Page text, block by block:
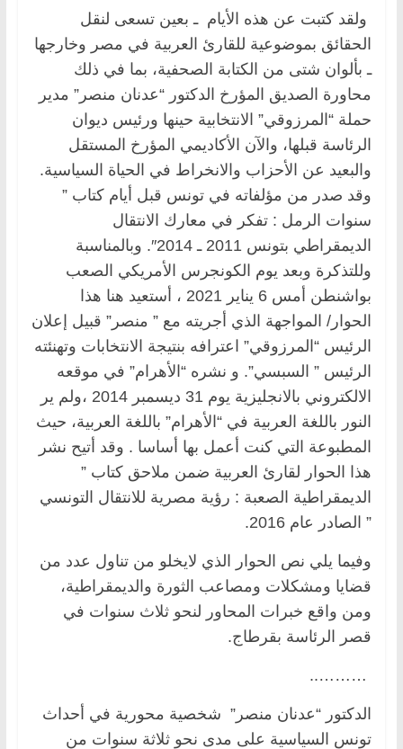
ولقد كتبت عن هذه الأيام ـ بعين تسعى لنقل
الحقائق بموضوعية للقارئ العربية في مصر وخارجها
ـ بألوان شتى من الكتابة الصحفية، بما في ذلك
محاورة الصديق المؤرخ الدكتور “عدنان منصر” مدير
حملة “المرزوقي” الانتخابية حينها ورئيس ديوان
الرئاسة قبلها، والآن الأكاديمي المؤرخ المستقل
والبعيد عن الأحزاب والانخراط في الحياة السياسية.
وقد صدر من مؤلفاته في تونس قبل أيام كتاب ”
سنوات الرمل : تفكر في معارك الانتقال
الديمقراطي بتونس 2011 ـ 2014″. وبالمناسبة
وللتذكرة وبعد يوم الكونجرس الأمريكي الصعب
بواشنطن أمس 6 يناير 2021 ، أستعيد هنا هذا
الحوار/ المواجهة الذي أجريته مع ” منصر” قبيل إعلان
الرئيس “المرزوقي” اعترافه بنتيجة الانتخابات وتهنئته
الرئيس ” السبسي”. و نشره “الأهرام” في موقعه
الالكتروني بالانجليزية يوم 31 ديسمبر 2014 ،ولم ير
النور باللغة العربية في “الأهرام” باللغة العربية، حيث
المطبوعة التي كنت أعمل بها أساسا . وقد أتيح نشر
هذا الحوار لقارئ العربية ضمن ملاحق كتاب ”
الديمقراطية الصعبة : رؤية مصرية للانتقال التونسي
” الصادر عام 2016.
وفيما يلي نص الحوار الذي لايخلو من تناول عدد من
قضايا ومشكلات ومصاعب الثورة والديمقراطية،
ومن واقع خبرات المحاور لنحو ثلاث سنوات في
قصر الرئاسة بقرطاج.
………..
الدكتور “عدنان منصر” شخصية محورية في أحداث
تونس السياسية على مدى نحو ثلاثة سنوات من